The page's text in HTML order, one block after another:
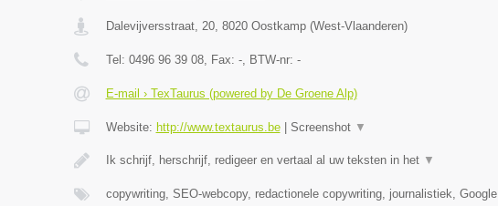
Dalevijversstraat, 20, 8020 Oostkamp(West-Vlaanderen)
Tel: 0496 96 39 08, Fax: -, BTW-nr: -
E-mail › TexTaurus (powered by De Groene Alp)
Website: http://www.textaurus.be| Screenshot ▼
Ik schrijf, herschrijf, redigeer en vertaal al uw teksten in het ▼
copywriting, SEO-webcopy, redactionele copywriting, journalistiek, Google